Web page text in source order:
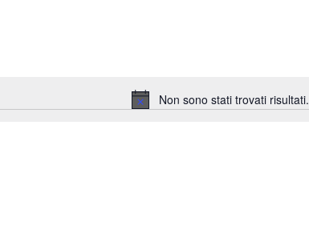
Notice
Non sono stati trovati risultati.